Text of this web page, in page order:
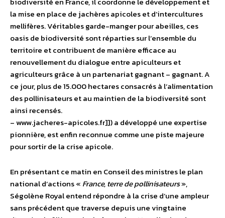
la mise en place de jachères apicoles et d’intercultures
mellifères. Véritables garde-manger pour abeilles, ces
oasis de biodiversité sont réparties sur l’ensemble du
territoire et contribuent de manière efficace au
renouvellement du dialogue entre apiculteurs et
agriculteurs grâce à un partenariat gagnant – gagnant. A
ce jour, plus de 15.000 hectares consacrés à l’alimentation
des pollinisateurs et au maintien de la biodiversité sont
ainsi recensés.
– www.jacheres-apicoles.fr]]) a développé une expertise
pionnière, est enfin reconnue comme une piste majeure
pour sortir de la crise apicole.
En présentant ce matin en Conseil des ministres le plan
national d’actions « France, terre de pollinisateurs»,
Ségolène Royal entend répondre à la crise d’une ampleur
sans précédent que traverse depuis une vingtaine